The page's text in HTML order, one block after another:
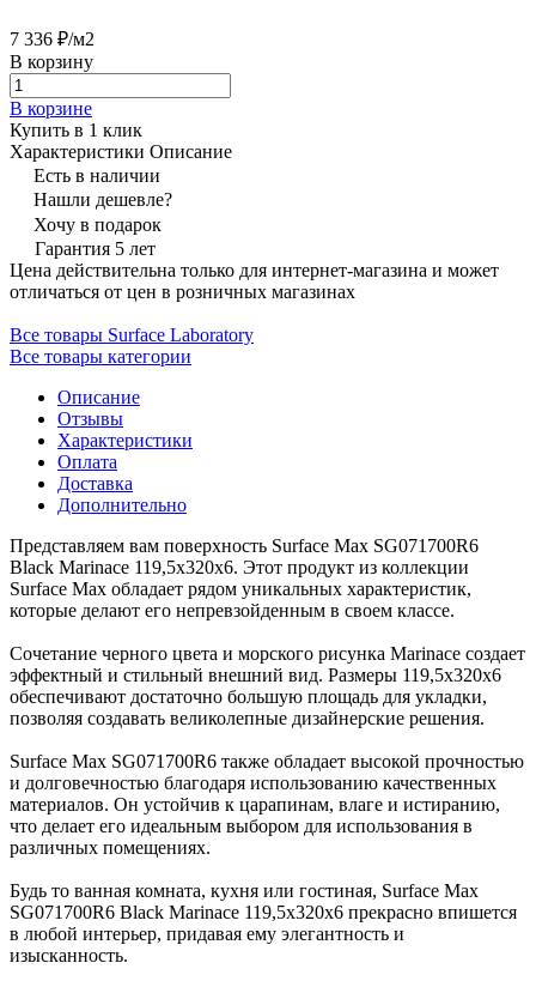
7 336 ₽/м2
В корзину
В корзине
Купить в 1 клик
Характеристики Описание
Есть в наличии
Нашли дешевле?
Хочу в подарок
Гарантия 5 лет
Цена действительна только для интернет-магазина и может
отличаться от цен в розничных магазинах
Все товары Surface Laboratory
Все товары категории
Описание
Отзывы
Характеристики
Оплата
Доставка
Дополнительно
Представляем вам поверхность Surface Max SG071700R6
Black Marinace 119,5x320х6. Этот продукт из коллекции
Surface Max обладает рядом уникальных характеристик,
которые делают его непревзойденным в своем классе.
Сочетание черного цвета и морского рисунка Marinace создает
эффектный и стильный внешний вид. Размеры 119,5x320х6
обеспечивают достаточно большую площадь для укладки,
позволяя создавать великолепные дизайнерские решения.
Surface Max SG071700R6 также обладает высокой прочностью
и долговечностью благодаря использованию качественных
материалов. Он устойчив к царапинам, влаге и истиранию,
что делает его идеальным выбором для использования в
различных помещениях.
Будь то ванная комната, кухня или гостиная, Surface Max
SG071700R6 Black Marinace 119,5x320х6 прекрасно впишется
в любой интерьер, придавая ему элегантность и
изысканность.